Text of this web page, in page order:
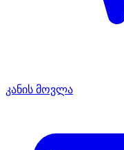
კანის მოვლა